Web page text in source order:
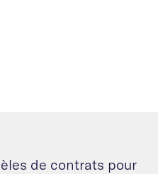
de contrats pour